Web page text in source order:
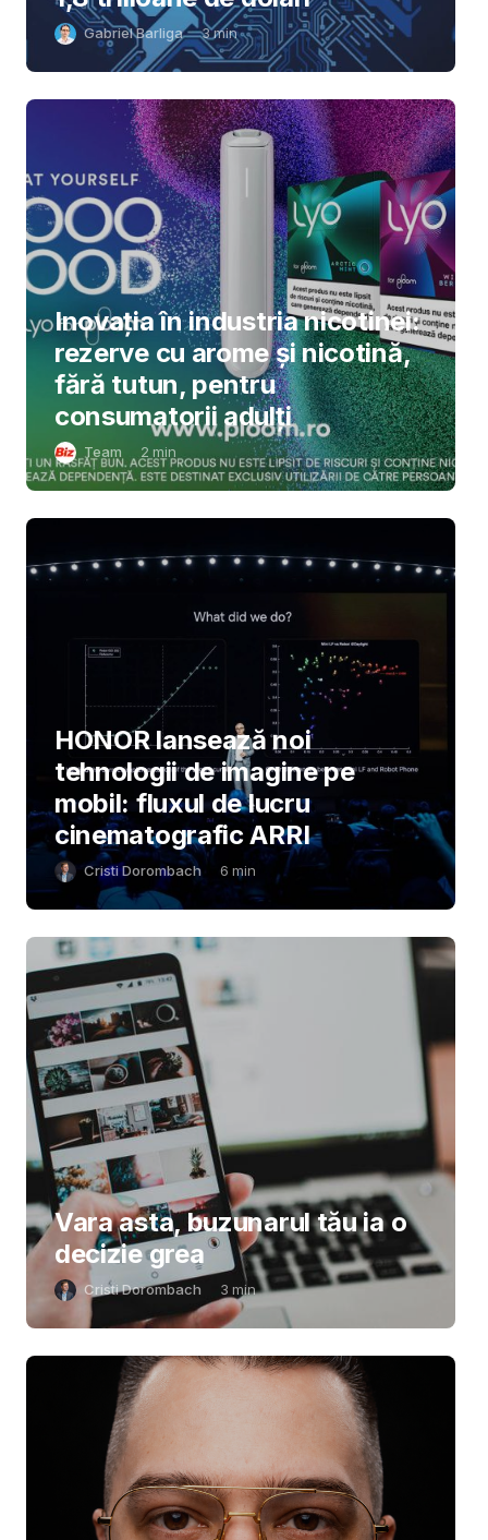
Gabriel Barliga 3min
Inovația în industria nicotinei:
rezerve cu arome și nicotină,
fără tutun, pentru
consumatorii adulți
Team 2 min
HONOR lansează noi
tehnologii de imagine pe
mobil: fluxul de lucru
cinematografic ARRI
Cristi Dorombach 6 min
Vara asta, buzunarul tău ia o
decizie grea
Cristi Dorombach 3 min